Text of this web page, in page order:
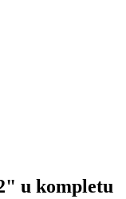
u kompletu